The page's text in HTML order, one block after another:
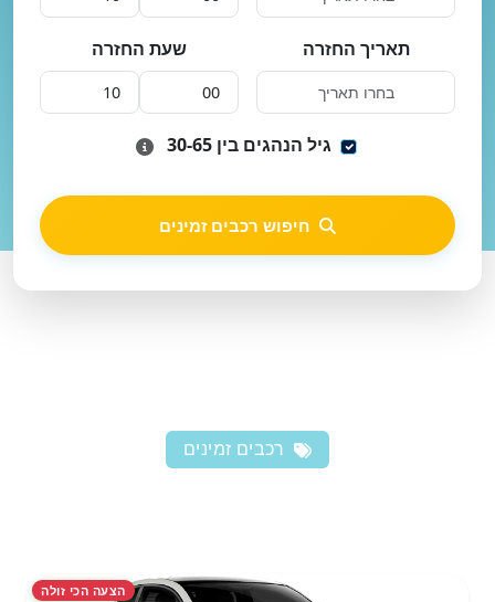
תאריך החזרה שעת החזרה
גיל הנהגים בין 30-65
חיפוש רכבים זמינים
רכבים זמינים
הצעה הכי זולה